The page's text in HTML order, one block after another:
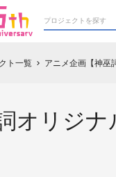
ト一覧 chevron_right アニメ企画【神巫
オリジナ